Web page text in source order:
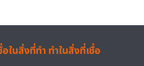
ในสิ่งที่ทำ ทำในสิ่งที่เชื่อ